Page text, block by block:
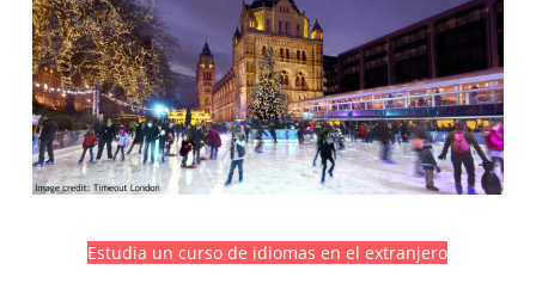
Estudia un curso de idiomas en el extranjero